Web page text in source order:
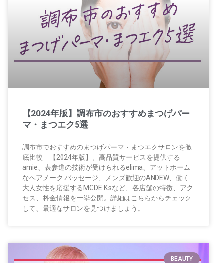
【2024年版】調布市のおすすめまつげパー
マ・まつエク5選
調布市でおすすめのまつげパーマ・まつエクサロンを徹
底比較！【2024年版】。高品質サービスを提供する
amie、表参道の技術が受けられるelima、アットホーム
なヘアメーク パッセージ、メンズ歓迎のANDEW、働く
大人女性を応援するMODE K’sなど、各店舗の特徴、アク
セス、料金情報を一挙公開。詳細はこちらからチェック
して、最適なサロンを見つけましょう。
BEAUTY